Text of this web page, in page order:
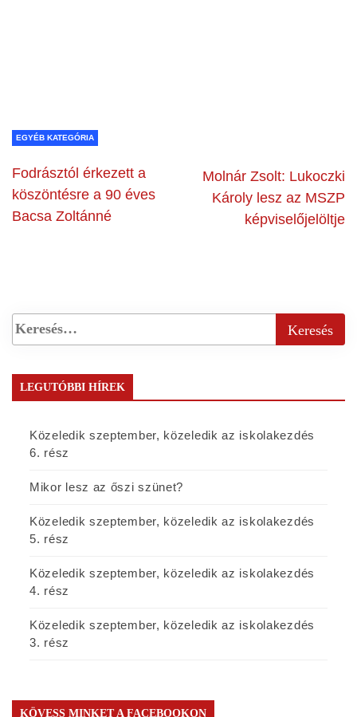
EGYÉB KATEGÓRIA
Fodrásztól érkezett a
köszöntésre a 90 éves
Bacsa Zoltánné
Molnár Zsolt: Lukoczki
Károly lesz az MSZP
képviselőjelöltje
LEGUTÓBBI HÍREK
Közeledik szeptember, közeledik az iskolakezdés
6. rész
Mikor lesz az őszi szünet?
Közeledik szeptember, közeledik az iskolakezdés
5. rész
Közeledik szeptember, közeledik az iskolakezdés
4. rész
Közeledik szeptember, közeledik az iskolakezdés
3. rész
KÖVESS MINKET A FACEBOOKON